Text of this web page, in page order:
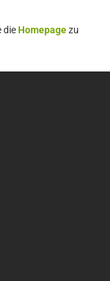
dieHomepagezu